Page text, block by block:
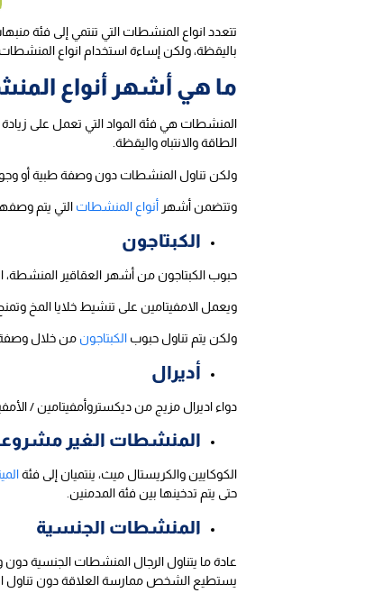
تتعدد انواع المنشطات التي تنتمي إلى فئة
باليقظة، ولكن إساءة استخدام انواع
ما هي أشهر أنواع
المنشطات هي فئة المواد التي تعمل على زيادة
الطاقة والانتباه واليقظة.
ولكن تناول المنشطات دون وصفة طبية أو
وتتضمن أشهر أنواع المنشطات التي يتم
الكبتاجون
حبوب الكبتاجون من أشهر العقاقير المنشطة،
ويعمل الامفيتامين على تنشيط خلايا المخ
ولكن يتم تناول حبوب الكبتاجون من خلال وصفة
أديرال
دواء اديرال مزيج من ديكستروأمفيتامين /
المنشطات الغير
الكوكايين والكريستال ميث، ينتميان إلى فئة
حتى يتم تدخينها بين فئة المدمنين.
المنشطات الجنسية
عادة ما يتناول الرجال المنشطات الجنسية
يستطيع الشخص ممارسة العلاقة دون تناول